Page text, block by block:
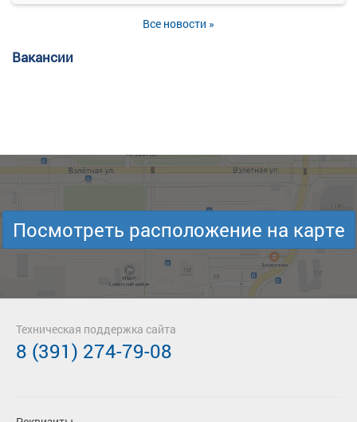
Все новости »
Вакансии
Посмотреть расположение на карте
Техническая поддержка сайта
8 (391) 274-79-08